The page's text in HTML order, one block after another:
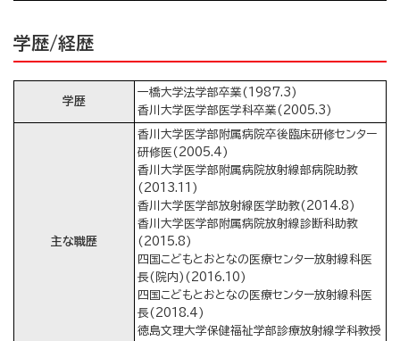
学歴/経歴
学歴
一橋大学法学部卒業(1987.3)
香川大学医学部医学科卒業(2005.3)
主な職歴
香川大学医学部附属病院卒後臨床研修センター
研修医(2005.4)
香川大学医学部附属病院放射線部病院助教
(2013.11)
香川大学医学部放射線医学助教(2014.8)
香川大学医学部附属病院放射線診断科助教
(2015.8)
四国こどもとおとなの医療センター放射線科医
長(院内)(2016.10)
四国こどもとおとなの医療センター放射線科医
長(2018.4)
徳島文理大学保健福祉学部診療放射線学科教授